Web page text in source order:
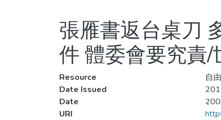
張雁書返台桌刀
件 體委會要究責
Resource
自
Date Issued
Date
URI